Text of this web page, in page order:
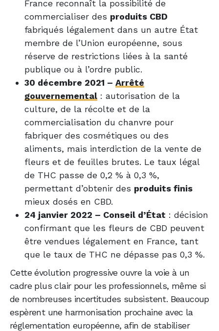
France reconnaît la possibilité de
commercialiser des produits CBD
fabriqués légalement dans un autre État
membre de l’Union européenne, sous
réserve de restrictions liées à la santé
publique ou à l’ordre public.
30 décembre 2021 – Arrêté
gouvernemental : autorisation de la
culture, de la récolte et de la
commercialisation du chanvre pour
fabriquer des cosmétiques ou des
aliments, mais interdiction de la vente de
fleurs et de feuilles brutes. Le taux légal
de THC passe de 0,2 % à 0,3 %,
permettant d’obtenir des produits finis
mieux dosés en CBD.
24 janvier 2022 – Conseil d’État : décision
confirmant que les fleurs de CBD peuvent
être vendues légalement en France, tant
que le taux de THC ne dépasse pas 0,3 %.
Cette évolution progressive ouvre la voie à un
cadre plus clair pour les professionnels, même si
de nombreuses incertitudes subsistent. Beaucoup
espèrent une harmonisation prochaine avec la
réglementation européenne, afin de stabiliser